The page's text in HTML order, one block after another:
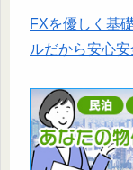
FXを優しく基
ルだから安心